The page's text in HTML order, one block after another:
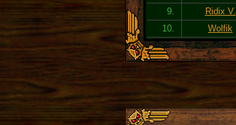
9.
Ridix V.
10.
Wolfik